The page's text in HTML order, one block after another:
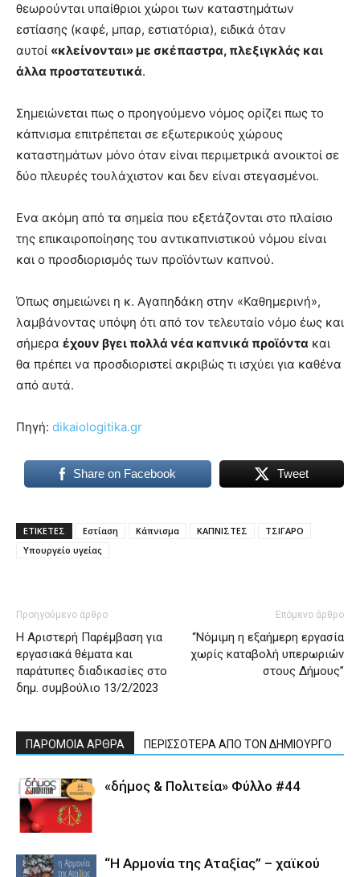
θεωρούνται υπαίθριοι χώροι των καταστημάτων
εστίασης (καφέ, μπαρ, εστιατόρια), ειδικά όταν
αυτοί «κλείνονται» με σκέπαστρα, πλεξιγκλάς και
άλλα προστατευτικά.
Σημειώνεται πως ο προηγούμενο νόμος ορίζει πως το
κάπνισμα επιτρέπεται σε εξωτερικούς χώρους
καταστημάτων μόνο όταν είναι περιμετρικά ανοικτοί σε
δύο πλευρές τουλάχιστον και δεν είναι στεγασμένοι.
Ενα ακόμη από τα σημεία που εξετάζονται στο πλαίσιο
της επικαιροποίησης του αντικαπνιστικού νόμου είναι
και ο προσδιορισμός των προϊόντων καπνού.
Όπως σημειώνει η κ. Αγαπηδάκη στην «Καθημερινή»,
λαμβάνοντας υπόψη ότι από τον τελευταίο νόμο έως και
σήμερα έχουν βγει πολλά νέα καπνικά προϊόντα και
θα πρέπει να προσδιοριστεί ακριβώς τι ισχύει για καθένα
από αυτά.
Πηγή: dikaiologitika.gr
Share on Facebook Tweet
ΕΤΙΚΕΤΕΣ Εστίαση Κάπνισμα ΚΑΠΝΙΣΤΕΣ
ΤΣΙΓΑΡΟ
Υπουργείο υγείας
Προηγούμενο άρθρο
Η Αριστερή Παρέμβαση για
εργασιακά θέματα και
παράτυπες διαδικασίες στο
δημ. συμβούλιο 13/2/2023
Επόμενο άρθρο
“Νόμιμη η εξαήμερη εργασία
χωρίς καταβολή υπερωριών
στους Δήμους”
ΠΑΡΟΜΟΙΑ ΑΡΘΡΑ ΠΕΡΙΣΣΟΤΕΡΑ ΑΠΟ ΤΟΝ ΔΗΜΙΟΥΡΓΟ
«δήμος & Πολιτεία» Φύλλο #44
“Η Αρμονία της Αταξίας” – χαϊκού